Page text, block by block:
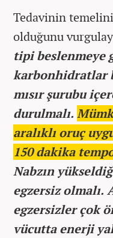
Tedavinin
olduğunu
tipi beslenmeye
karbonhidratlar
mısır şurubu
durulmalı.
aralıklı oruç
150 dakika
Nabzın
egzersiz olmalı.
egzersizler çok
vücutta enerji